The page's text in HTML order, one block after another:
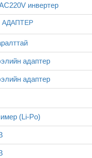
инвертер
адаптер
адаптер
(Li-Po)